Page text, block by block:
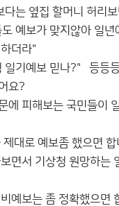
다는 옆집 할머니 허리
예보가 맞지않아 일년
더라"
일기예보 믿나?" 등등
요?
에 피해보는 국민들이
대로 예보좀 했으면 합
면서 기상청 원망하는
예보는 좀 정확했으면